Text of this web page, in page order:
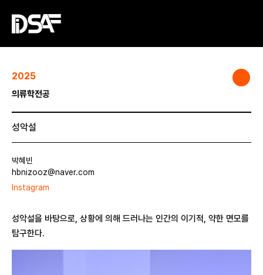
2025
의류학전공
성악설
박혜빈
hbnizooz@naver.com
Instagram
성악설을 바탕으로, 상황에 의해 드러나는 인간의 이기적, 약한 면모를
탐구한다.